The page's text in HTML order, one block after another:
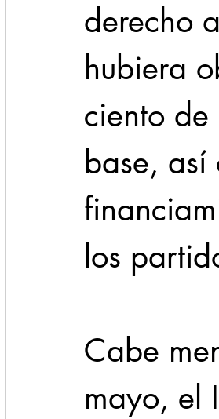
derecho
hubiera
ciento
base,
los
Cabe
mayo, el